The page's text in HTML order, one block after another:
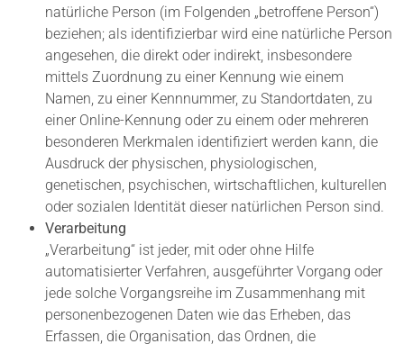
natürliche Person (im Folgenden „betroffene Person“)
beziehen; als identifizierbar wird eine natürliche Person
angesehen, die direkt oder indirekt, insbesondere
mittels Zuordnung zu einer Kennung wie einem
Namen, zu einer Kennnummer, zu Standortdaten, zu
einer Online-Kennung oder zu einem oder mehreren
besonderen Merkmalen identifiziert werden kann, die
Ausdruck der physischen, physiologischen,
genetischen, psychischen, wirtschaftlichen, kulturellen
oder sozialen Identität dieser natürlichen Person sind.
Verarbeitung
„Verarbeitung“ ist jeder, mit oder ohne Hilfe
automatisierter Verfahren, ausgeführter Vorgang oder
jede solche Vorgangsreihe im Zusammenhang mit
personenbezogenen Daten wie das Erheben, das
Erfassen, die Organisation, das Ordnen, die